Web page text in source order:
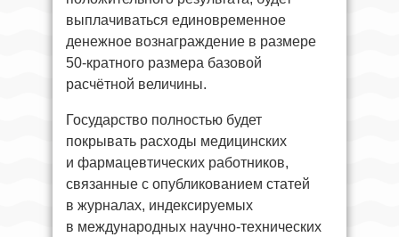
выплачиваться единовременное
денежное вознаграждение в размере
50-кратного размера базовой
расчётной величины.
Государство полностью будет
покрывать расходы медицинских
и фармацевтических работников,
связанные с опубликованием статей
в журналах, индексируемых
в международных научно-технических